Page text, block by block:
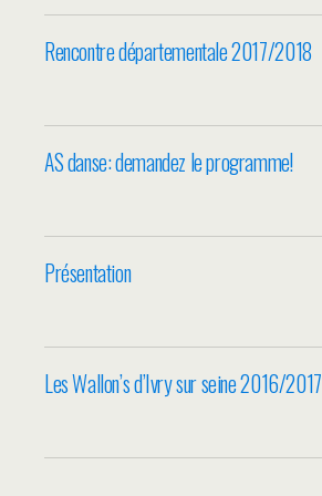
Rencontre départementale 2017/2018
AS danse: demandez le programme!
Présentation
Les Wallon’s d’Ivry sur seine 2016/2017